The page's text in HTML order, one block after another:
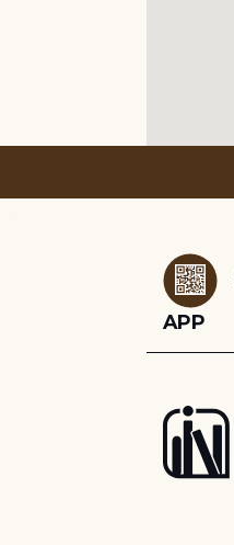
APP